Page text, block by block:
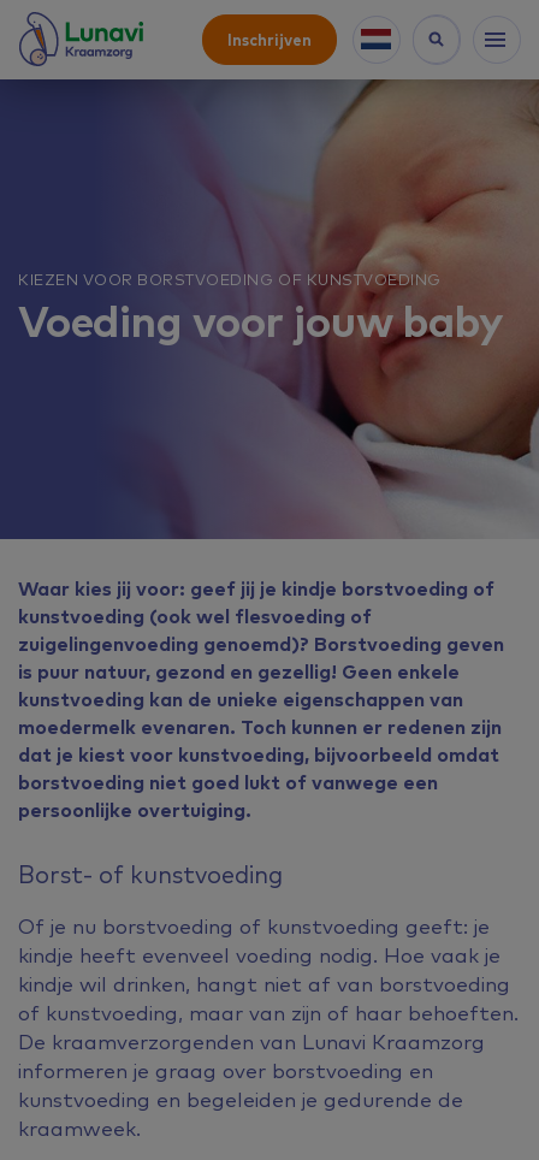
Inschrijven
KIEZEN VOOR BORSTVOEDING OF KUNSTVOEDING
Voeding voor jouw baby
Waar kies jij voor: geef jij je kindje borstvoeding of
kunstvoeding (ook wel flesvoeding of
zuigelingenvoeding genoemd)? Borstvoeding geven
is puur natuur, gezond en gezellig! Geen enkele
kunstvoeding kan de unieke eigenschappen van
moedermelk evenaren. Toch kunnen er redenen zijn
dat je kiest voor kunstvoeding, bijvoorbeeld omdat
borstvoeding niet goed lukt of vanwege een
persoonlijke overtuiging.
Borst- of kunstvoeding
Of je nu borstvoeding of kunstvoeding geeft: je
kindje heeft evenveel voeding nodig. Hoe vaak je
kindje wil drinken, hangt niet af van borstvoeding
of kunstvoeding, maar van zijn of haar behoeften.
De kraamverzorgenden van Lunavi Kraamzorg
informeren je graag over borstvoeding en
kunstvoeding en begeleiden je gedurende de
kraamweek.